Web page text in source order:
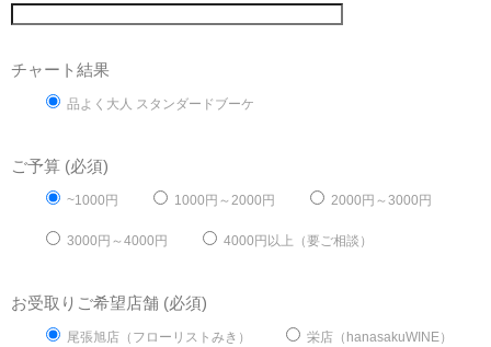
チャート結果
品よく大人 スタンダードブーケ
ご予算 (必須)
~1000円 1000円～2000円 2000円～3000円
3000円～4000円 4000円以上（要ご相談）
お受取りご希望店舗 (必須)
尾張旭店（フローリストみき） 栄店（hanasakuWINE）